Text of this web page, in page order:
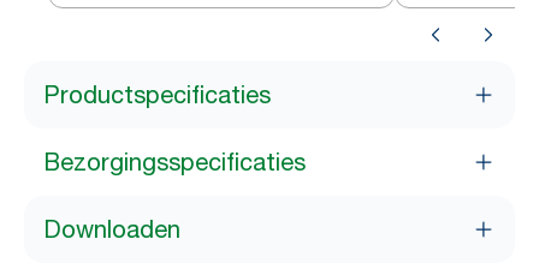
Productspecificaties
Bezorgingsspecificaties
Downloaden